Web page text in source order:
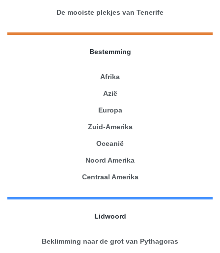
De mooiste plekjes van Tenerife
Bestemming
Afrika
Azië
Europa
Zuid-Amerika
Oceanië
Noord Amerika
Centraal Amerika
Lidwoord
Beklimming naar de grot van Pythagoras